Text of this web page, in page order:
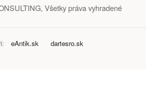
Všetky práva vyhradené
eAntik.sk dartesro.sk